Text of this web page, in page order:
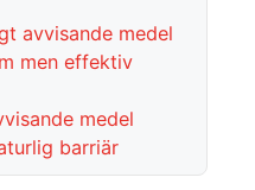
avvisande medel
men effektiv
medel
barriär